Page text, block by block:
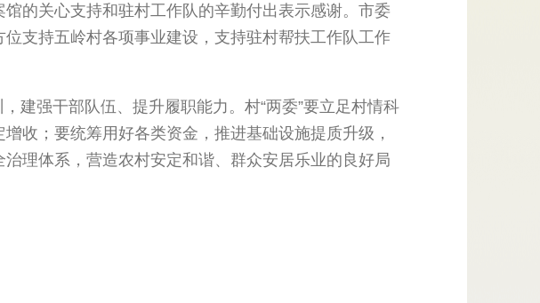
的关心支持和驻村工作队的辛勤付出表示感谢。市委
支持五岭村各项事业建设，支持驻村帮扶工作队工作
强干部队伍、提升履职能力。村“两委”要立足村情科
收；要统筹用好各类资金，推进基础设施提质升级，
理体系，营造农村安定和谐、群众安居乐业的良好局